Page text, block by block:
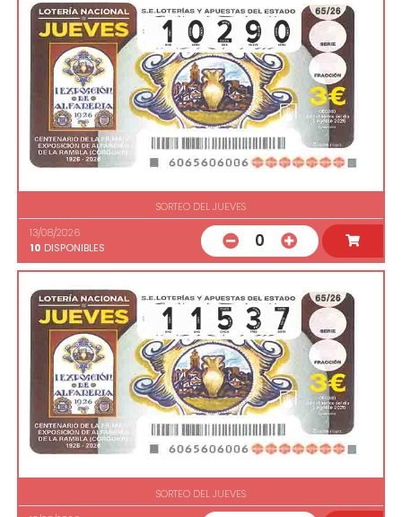
SORTEO DEL JUEVES
13/08/2026
10 DISPONIBLES 0
SORTEO DEL JUEVES